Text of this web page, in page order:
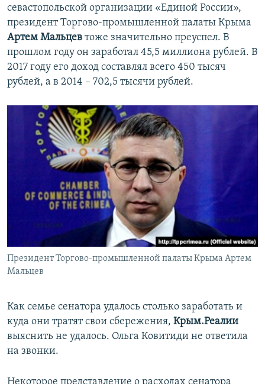
севастопольской организации «Единой России»,
президент Торгово-промышленной палаты Крыма
Артем Мальцев тоже значительно преуспел. В
прошлом году он заработал 45,5 миллиона рублей. В
2017 году его доход составлял всего 450 тысяч
рублей, а в 2014 – 702,5 тысячи рублей.
Президент Торгово-промышленной палаты Крыма Артем
Мальцев
Как семье сенатора удалось столько заработать и
куда они тратят свои сбережения, Крым.Реалии
выяснить не удалось. Ольга Ковитиди не ответила
на звонки.